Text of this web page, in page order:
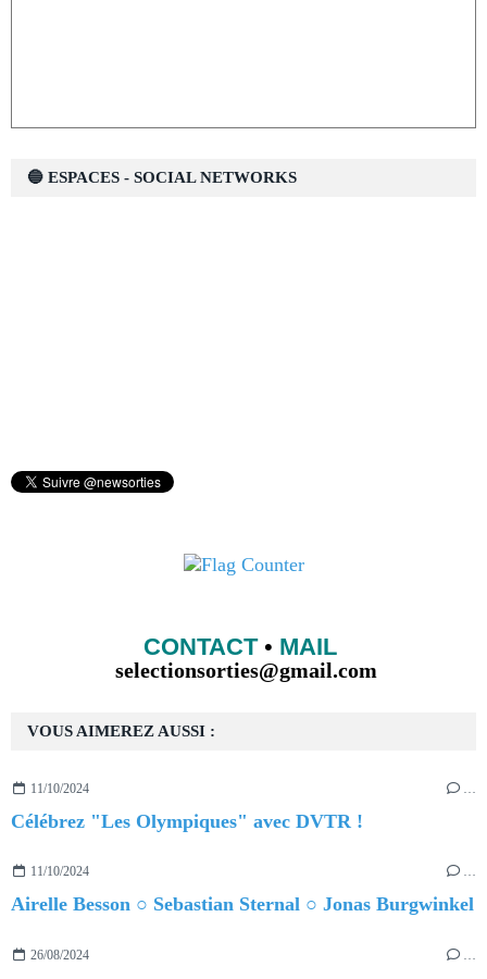
VOUS AIMEREZ AUSSI :
11/10/2024 …
Célébrez "Les Olympiques" avec DVTR !
11/10/2024 …
Airelle Besson ○ Sebastian Sternal ○ Jonas Burgwinkel
26/08/2024
🔵 ESPACES - SOCIAL NETWORKS
CONTACT• MAIL
selectionsorties@gmail.com